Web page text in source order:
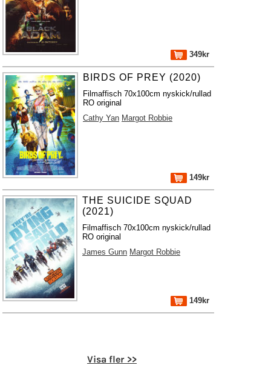
349kr
BIRDS OF PREY (2020)
Filmaffisch 70x100cm nyskick/rullad
RO original
Cathy Yan Margot Robbie
149kr
THE SUICIDE SQUAD
(2021)
Filmaffisch 70x100cm nyskick/rullad
RO original
James Gunn Margot Robbie
149kr
Visa fler >>